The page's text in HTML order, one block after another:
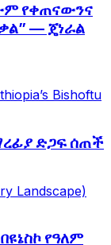
የቀጠናውንና
— ጄነራል
ድጋፍ ሰጠች
የዓለም